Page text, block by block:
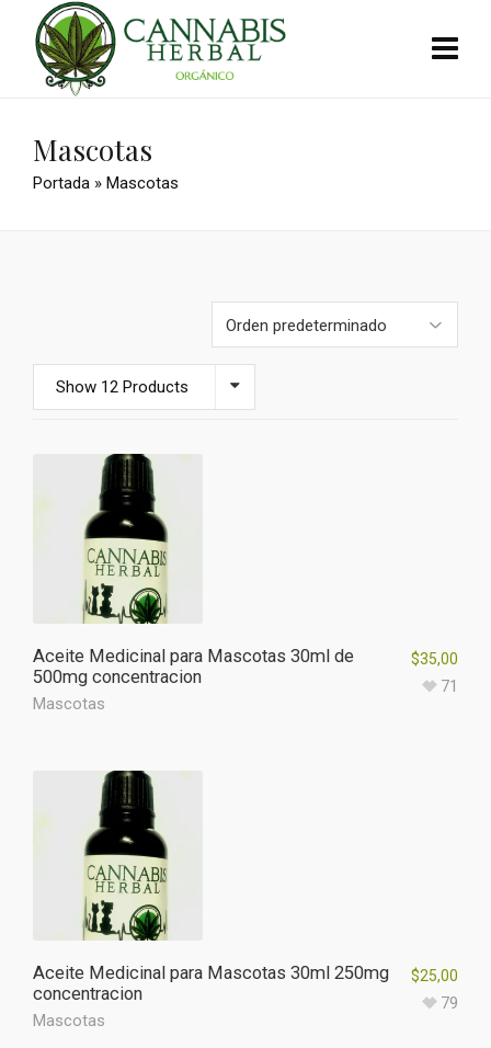
Mascotas
Portada » Mascotas
Show 12 Products
Aceite Medicinal para Mascotas 30ml de
500mg concentracion
Mascotas
$35,00
71
Aceite Medicinal para Mascotas 30ml 250mg
concentracion
Mascotas
$25,00
79